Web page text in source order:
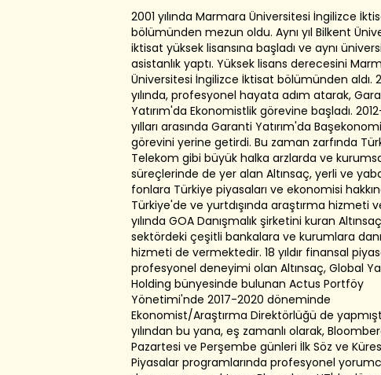
2001 yılında Marmara Üniversitesi İngilizce
bölümünden mezun oldu. Aynı yıl Bilkent
iktisat yüksek lisansına başladı ve aynı
asistanlık yaptı. Yüksek lisans derecesini
Üniversitesi İngilizce İktisat bölümünden aldı.
yılında, profesyonel hayata adım atarak,
Yatırım'da Ekonomistlik görevine başladı.
yılları arasında Garanti Yatırım'da
görevini yerine getirdi. Bu zaman zarfında
Telekom gibi büyük halka arzlarda ve
süreçlerinde de yer alan Altınsaç, yerli ve
fonlara Türkiye piyasaları ve ekonomisi
Türkiye'de ve yurtdışında araştırma hizmeti
yılında GOA Danışmalık şirketini kuran
sektördeki çeşitli bankalara ve kurumlara
hizmeti de vermektedir. 18 yıldır finansal
profesyonel deneyimi olan Altınsaç, Global
Holding bünyesinde bulunan Actus Portföy
Yönetimi'nde 2017-2020 döneminde
Ekonomist/Araştırma Direktörlüğü de
yılından bu yana, eş zamanlı olarak,
Pazartesi ve Perşembe günleri İlk Söz ve
Piyasalar programlarında profesyonel